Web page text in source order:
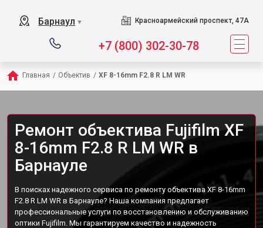
Барнаул ▼ Красноармейский проспект, 47А
+7 (800) 302-30-78
Главная / Объектив / XF 8-16mm F2.8 R LM WR
Ремонт объектива Fujifilm XF
8-16mm F2.8 R LM WR в
Барнауле
В поисках надежного сервиса по ремонту объектива XF 8-16mm
F2.8 R LM WR в Барнауле? Наша компания предлагает
профессиональные услуги по восстановлению и обслуживанию
оптики Fujifilm. Мы гарантируем качество и надежность